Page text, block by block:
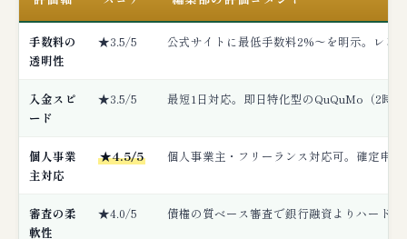
手数料の
透明性
★3.5/5 公式サイトに最低手数料2%〜を明示。レン
入金スピ
ード
★3.5/5 最短1日対応。即日特化型のQuQuMo（2時
個人事業
主対応
★4.5/5 個人事業主・フリーランス対応可。確定申
審査の柔
軟性
★4.0/5 債権の質ベース審査で銀行融資よりハード